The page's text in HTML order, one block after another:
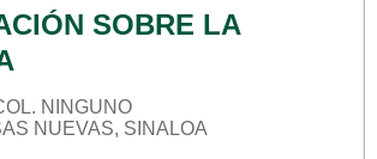
SOBRE LA
NINGUNO
NUEVAS, SINALOA